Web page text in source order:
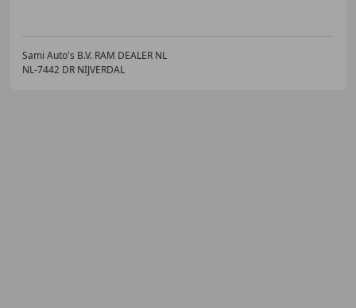
Sami Auto's B.V. RAM DEALER NL
NL-7442 DR NIJVERDAL